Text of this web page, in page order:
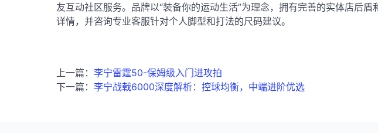
友互动社区服务。品牌以“装备你的运动生活”为理念，拥有完善的实体店后盾
详情，并咨询专业客服针对个人脚型和打法的尺码建议。
上一篇： 李宁雷霆50-保姆级入门进攻拍
下一篇： 李宁战戟6000深度解析：控球均衡，中端进阶优选